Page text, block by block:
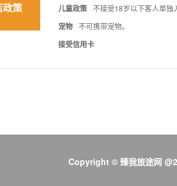
政策 儿童政策 不接受18岁以下客人单独
宠物 不可携带宠物。
接受信用卡
Copyright © 臻我旅途网